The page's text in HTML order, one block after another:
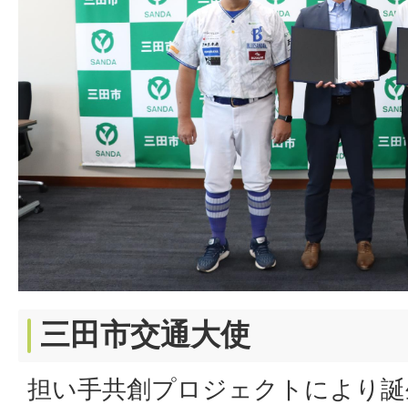
三田市交通大使
担い手共創プロジェクトにより